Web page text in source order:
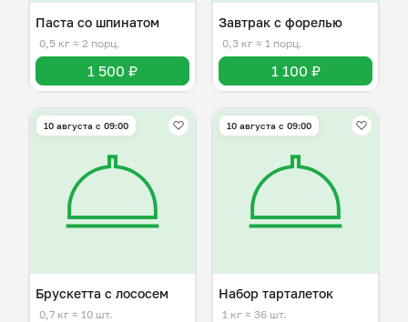
Паста со шпинатом
0,5 кг ≈ 2 порц.
1 500 ₽
Завтрак с форелью
0,3 кг ≈ 1 порц.
1 100 ₽
10 августа с 09:00
Брускетта с лососем
0,7 кг ≈ 10 шт.
10 августа с 09:00
Набор тарталеток
1 кг ≈ 36 шт.